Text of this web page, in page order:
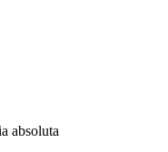
absoluta